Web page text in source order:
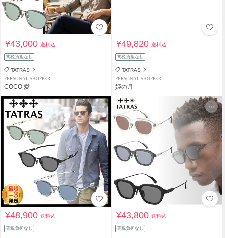
¥43,000送料込
関税負担なし
TATRAS
PERSONAL SHOPPER
COCO 愛
¥49,820送料込
関税負担なし
TATRAS
PERSONAL SHOPPER
姫の月
¥48,900送料込
関税負担なし
¥43,800送料込
関税負担なし